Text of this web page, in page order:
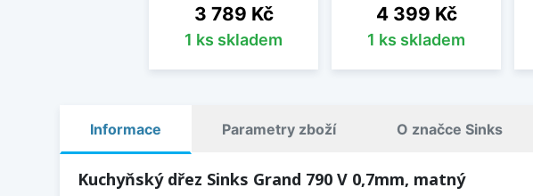
Cena
3 789 Kč
1 ks skladem
Cena
4 399 Kč
1 ks skladem
Informace Parametry zboží O značce Sinks
Kuchyňský dřez Sinks Grand 790 V 0,7mm, matný